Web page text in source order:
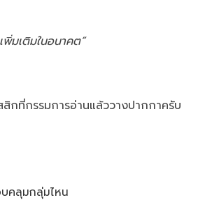
พิ่มเติมในอนาคต”
สิกที่กรรมการอ่านแล้ววางปากกาครับ
บคลุมกลุ่มไหน